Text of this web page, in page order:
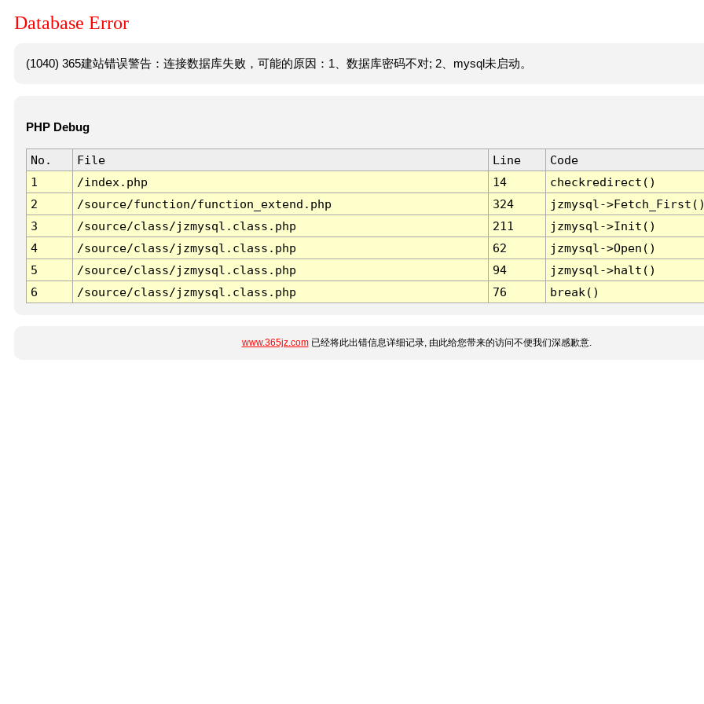
Database Error
(1040) 365建站错误警告：连接数据库失败，可能的原因：1、数据库密码不对; 2、mysql未启动。
PHP Debug
No. File Line
Code
1
/index.php 14
checkredirect()
2
/source/function/function_extend.php 324
jzmysql-
3
/source/class/jzmysql.class.php 211
jzmysql->Init()
4
/source/class/jzmysql.class.php 62
jzmysql->Open()
5
/source/class/jzmysql.class.php 94
jzmysql->halt()
6
/source/class/jzmysql.class.php 76 break()
www.365jz.com已经将此出错信息详细记录, 由此给您带来的访问不便我们深感歉意.